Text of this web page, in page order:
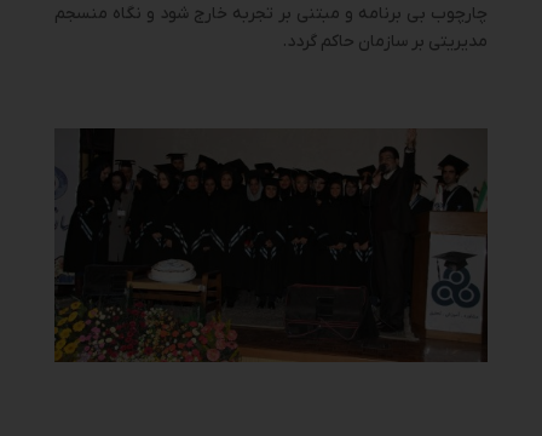
چارچوب بی برنامه و مبتنی بر تجربه خارج شود و نگاه منسجم
مدیریتی بر سازمان حاکم گردد.